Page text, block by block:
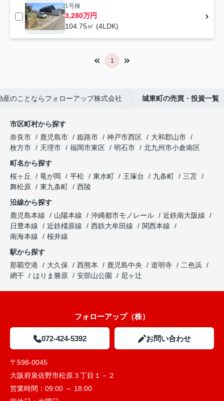
1号棟
3,280万円
104.75㎡ (4LDK)
1
産のことならフォローアップ株式会社 城東町の売買・投資一覧
市区町村から探す
奈良市
鹿児島市 姫路市 神戸市西区
大和郡山市
枚方市
天理市 福岡市東区 明石市
北九州市小倉南区
町名から探す
桜ヶ丘
竜が岡 平松 東水町 王塚台 九条町
三苫
舞松原
東九条町
西陵
沿線から探す
鹿児島本線
山陽本線 沖縄都市モノレール
近鉄南大阪線
日豊本線
近鉄橿原線 西鉄大牟田線
関西本線
南海本線
桜井線
駅から探す
那覇空港
大久保 西熊本 鹿児島中央 道明寺
二色浜
網干
はりま勝原 安部山公園 尼ヶ辻
フォローアップ（株）
072-424-5392 お問い合わせ
〒598-0045
大阪府泉佐野市松原３丁目１－２
営業時間： 09:00 ～ 18:00